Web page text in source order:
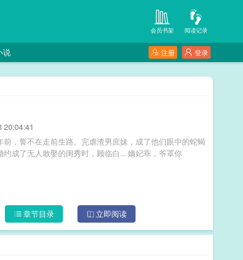
阅读记录
会员书架
说 登录
注册
20:04:41
，誓不在走前生路。完虐渣男庶妹，成了他们眼中的蛇蝎
女。却成了顾临白的心尖宠。当她解除婚约成了无人敢娶的闺秀时，顾临白... 嫡妃乖，爷罩你
章节目录 立即阅读